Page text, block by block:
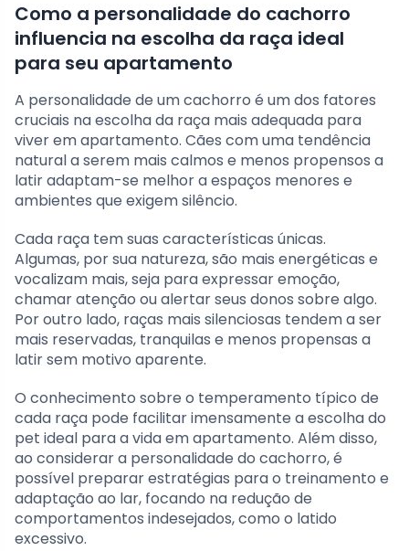
Como a personalidade do cachorro
influencia na escolha da raça ideal
para seu apartamento
A personalidade de um cachorro é um dos fatores
cruciais na escolha da raça mais adequada para
viver em apartamento. Cães com uma tendência
natural a serem mais calmos e menos propensos a
latir adaptam-se melhor a espaços menores e
ambientes que exigem silêncio.
Cada raça tem suas características únicas.
Algumas, por sua natureza, são mais energéticas e
vocalizam mais, seja para expressar emoção,
chamar atenção ou alertar seus donos sobre algo.
Por outro lado, raças mais silenciosas tendem a ser
mais reservadas, tranquilas e menos propensas a
latir sem motivo aparente.
O conhecimento sobre o temperamento típico de
cada raça pode facilitar imensamente a escolha do
pet ideal para a vida em apartamento. Além disso,
ao considerar a personalidade do cachorro, é
possível preparar estratégias para o treinamento e
adaptação ao lar, focando na redução de
comportamentos indesejados, como o latido
excessivo.